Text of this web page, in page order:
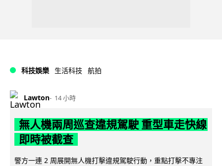
科技娛樂 生活科技 航拍
Lawton 14 小時
無人機兩周巡查違規駕駛 重型車走快線
即時被截查
警方一連 2 周展開無人機打擊違規駕駛行動，重點打擊不專注